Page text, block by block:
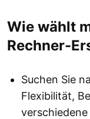
Wie wählt
Rechner-
Suchen Sie
Flexibilität,